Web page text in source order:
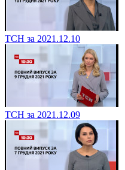
ТСН за 2021.12.10
ТСН за 2021.12.09